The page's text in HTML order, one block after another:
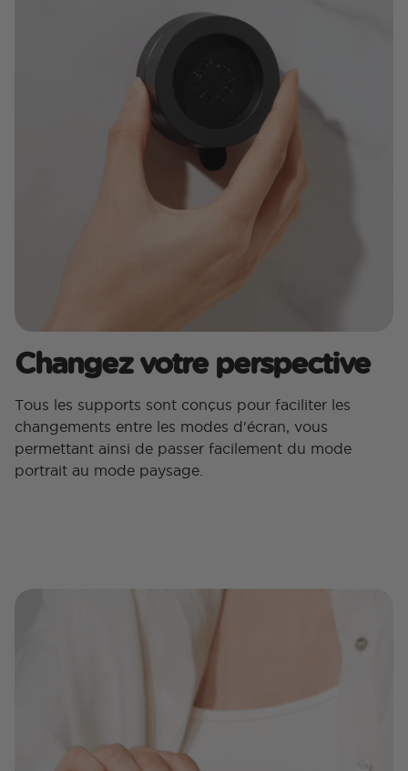
Changez votre perspective
Tous les supports sont conçus pour faciliter les
changements entre les modes d'écran, vous
permettant ainsi de passer facilement du mode
portrait au mode paysage.